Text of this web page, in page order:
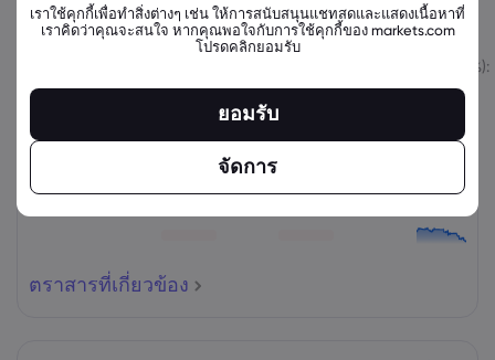
ตราสารที่เกี่ยวข้อง
เปลี่ยนแปลง (%):
ตราสารที่เกี่ยวข้อง
เราใช้คุกกี้เพื่อทำสิ่งต่างๆ เช่น ให้การสนับสนุนแชทสดและแสดงเนื้อหาที่
เราคิดว่าคุณจะสนใจ หากคุณพอใจกับการใช้คุกกี้ของ markets.com
โปรดคลิกยอมรับ
ยอมรับ
จัดการ